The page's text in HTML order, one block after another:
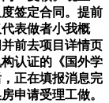
签定合同。提前
表做者小我概
前去项目详情页
认证的《国外学
正在填报消息完
申请受理工做。